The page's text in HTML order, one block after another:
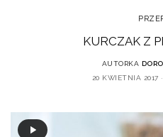
KURCZAK Z
AUTORKA
20 KWIETNIA 2017